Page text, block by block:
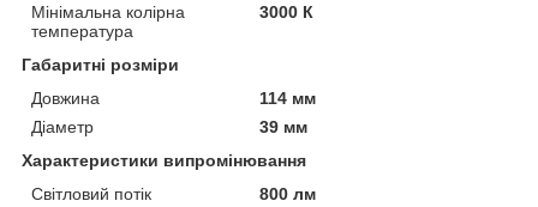
Мінімальна колірна
температура
3000 К
Габаритні розміри
Довжина
114 мм
Діаметр
39 мм
Характеристики випромінювання
Світловий потік
800 лм